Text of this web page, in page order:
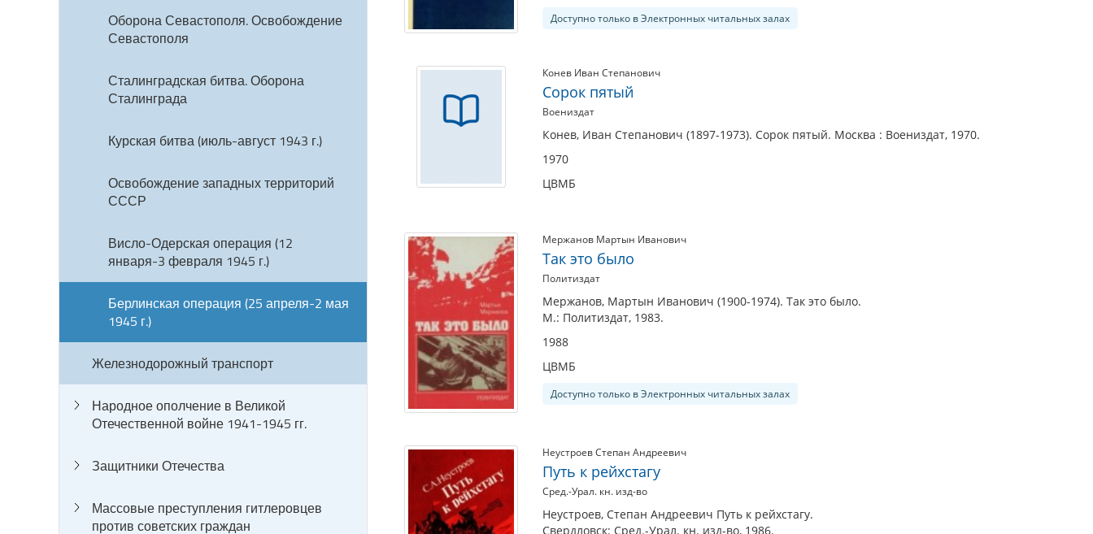
Оборона Севастополя. Освобождение
Севастополя
Сталинградская битва. Оборона
Сталинграда
Курская битва (июль-август 1943 г.)
Освобождение западных территорий
СССР
Висло-Одерская операция (12
января-3 февраля 1945 г.)
Берлинская операция (25 апреля-2 мая
1945 г.)
Железнодорожный транспорт
Народное ополчение в Великой
Отечественной войне 1941-1945 гг.
Защитники Отечества
Массовые преступления гитлеровцев
против советских граждан
Доступно только в Электронных читальных залах
Конев Иван Степанович
Сорок пятый
Воениздат
Конев, Иван Степанович (1897-1973). Сорок пятый. Москва : Воениздат, 1970.
1970
ЦВМБ
Мержанов Мартын Иванович
Так это было
Политиздат
Мержанов, Мартын Иванович (1900-1974). Так это было.
М.: Политиздат, 1983.
1988
ЦВМБ
Доступно только в Электронных читальных залах
Неустроев Степан Андреевич
Путь к рейхстагу
Сред.-Урал. кн. изд-во
Неустроев, Степан Андреевич Путь к рейхстагу.
Свердловск: Сред.-Урал. кн. изд-во, 1986.